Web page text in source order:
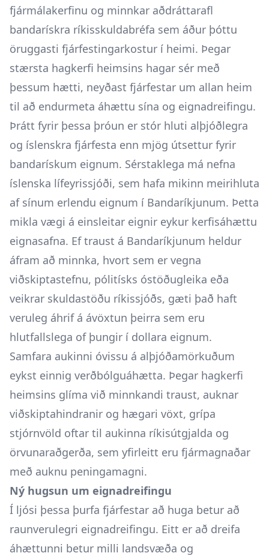
fjármálakerfinu og minnkar aðdráttarafl
bandarískra ríkisskuldabréfa sem áður þóttu
öruggasti fjárfestingarkostur í heimi. Þegar
stærsta hagkerfi heimsins hagar sér með
þessum hætti, neyðast fjárfestar um allan heim
til að endurmeta áhættu sína og eignadreifingu.
Þrátt fyrir þessa þróun er stór hluti alþjóðlegra
og íslenskra fjárfesta enn mjög útsettur fyrir
bandarískum eignum. Sérstaklega má nefna
íslenska lífeyrissjóði, sem hafa mikinn meirihluta
af sínum erlendu eignum í Bandaríkjunum. Þetta
mikla vægi á einsleitar eignir eykur kerfisáhættu
eignasafna. Ef traust á Bandaríkjunum heldur
áfram að minnka, hvort sem er vegna
viðskiptastefnu, pólitísks óstöðugleika eða
veikrar skuldastöðu ríkissjóðs, gæti það haft
veruleg áhrif á ávöxtun þeirra sem eru
hlutfallslega of þungir í dollara eignum.
Samfara aukinni óvissu á alþjóðamörkuðum
eykst einnig verðbólguáhætta. Þegar hagkerfi
heimsins glíma við minnkandi traust, auknar
viðskiptahindranir og hægari vöxt, grípa
stjórnvöld oftar til aukinna ríkisútgjalda og
örvunaraðgerða, sem yfirleitt eru fjármagnaðar
með auknu peningamagni.
Ný hugsun um eignadreifingu
Í ljósi þessa þurfa fjárfestar að huga betur að
raunverulegri eignadreifingu. Eitt er að dreifa
áhættunni betur milli landsvæða og